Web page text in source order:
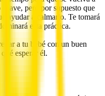
pero por supuesto que
ayudar a calmarlo. Te tomará
esta práctica.
a tu bebé con un buen
esperar él.